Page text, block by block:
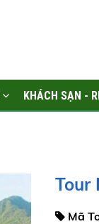
KHÁCH SẠN -
Tour
Mã